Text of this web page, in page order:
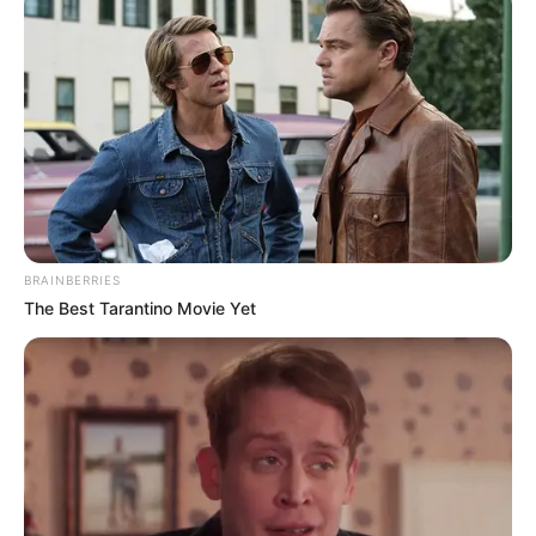
beliebtesten Schauhöhlen in Deutschland. Neben
der Höhle befindet sich zudem noch das Deutsche
Höhlenmuseum Iserlohn. Informationen unterwww.d
echenhoehle.de.
Reckenhöhle in Balve-Binolen (Balve
) - In der
felsigen Karstregion des Hönnetals liegende
Tropfsteinhöhle, die seit 1890 als Schauhöhle zu
besichtigen ist. Informationen unter www.reckenhoe
hle.de
AquaMagis in Plettenberg - Tropische Atmosphäre
und zahlreiche Attraktionen, wie Deutschlands erste
Loopingwasserrutsche, zwei 128 Meter lange
Riesenrutschen, ein reißender Strömungskanal und
eine große Saunawelt, geben dem im Herzen des
Sauerlandes liegenden Spaßbad ein einmaliges
Ambiente und sorgen gleichzeitig für abenteuerliche
Wassererlebnisse. Informationen unter
BRAINBERRIES
The Best Tarantino Movie Yet